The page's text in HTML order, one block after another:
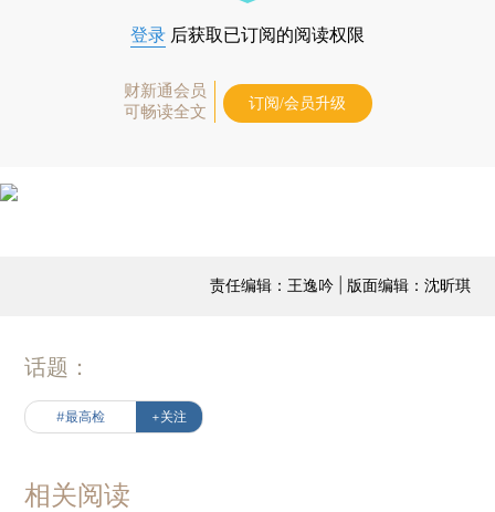
登录 后获取已订阅的阅读权限
财新通会员
可畅读全文
订阅/会员升级
责任编辑：王逸吟 | 版面编辑：沈昕琪
话题：
#最高检 +关注
相关阅读